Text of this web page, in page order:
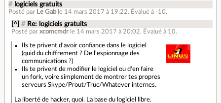
# logiciels gratuits
Posté par Le Gab le 14 mars 2017 à 19:22. Évalué à -10.
[^] # Re: logiciels gratuits
Posté parxcomcmdr le 14 mars 2017 à 20:02. Évalué à 10.
Ils te privent d'avoir confiance dans le logiciel
(quid du chiffrement ? De l'espionnage des
communications ?)
Ils te privent de modifier le logiciel ou d'en faire
un fork, voire simplement de montrer tes propres
serveurs Skype/Prout/Truc/Whatever internes.
La liberté de hacker, quoi. La base du logiciel libre.